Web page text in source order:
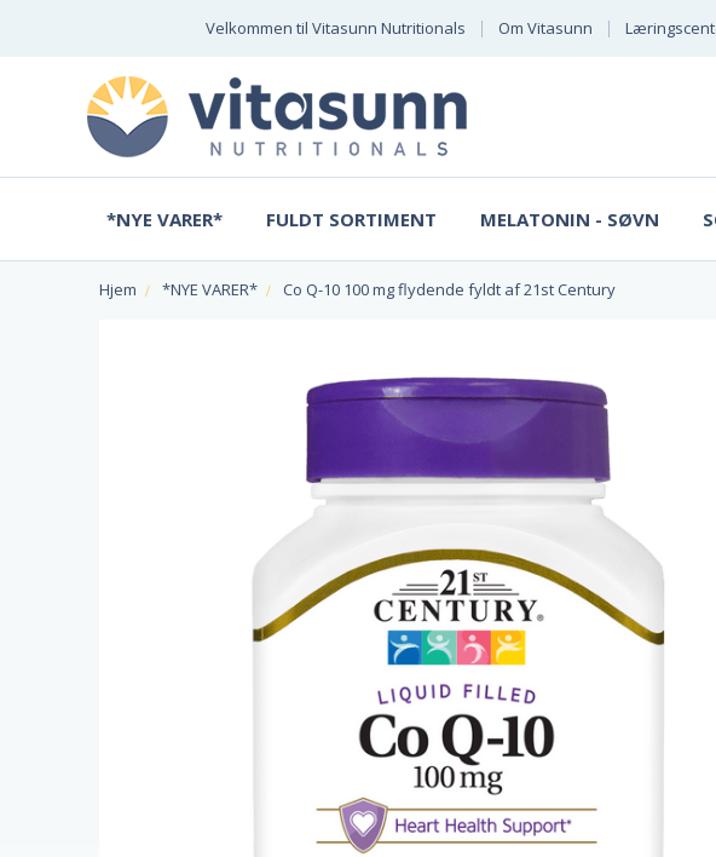
Velkommen til Vitasunn Nutritionals Om Vitasunn
*NYE VARER* FULDT SORTIMENT MELATONIN - SØVN
Hjem *NYE VARER* Co Q-10 100 mg flydende fyldt af 21st Century